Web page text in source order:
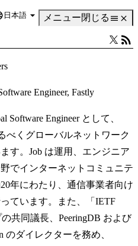
日本語 メニュー閉じる
Engineer, Fastly
Software Engineer として、
べくグローバルネットワーク
す。Job は運用、エンジニア
でインターネットコミュニテ
年にわたり、通信事業者向け
ています。また、「IETF
共同議長、PeeringDB および
のダイレクターを務め、